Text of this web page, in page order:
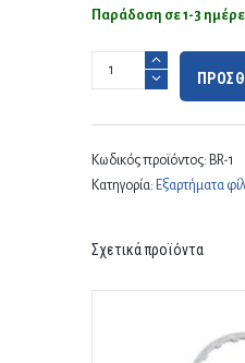
Παράδοση σε 1-3
Κωδικός προϊόντος: BR-1
Κατηγορία: Εξαρτήματα
Σχετικά προϊόντα